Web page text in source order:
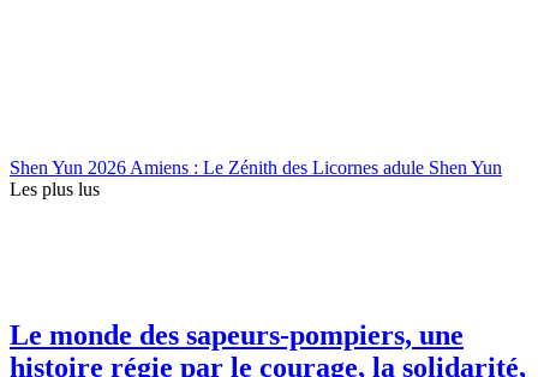
Shen Yun 2026 Amiens : Le Zénith des Licornes adule Shen Yun
Les plus lus
Le monde des sapeurs-pompiers, une
histoire régie par le courage, la solidarité,